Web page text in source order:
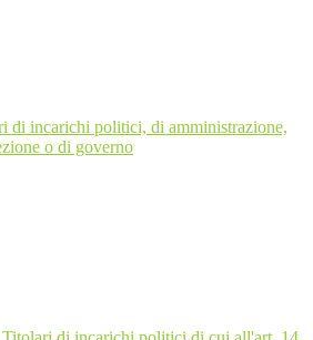
di incarichi politici, di amministrazione,
o di governo